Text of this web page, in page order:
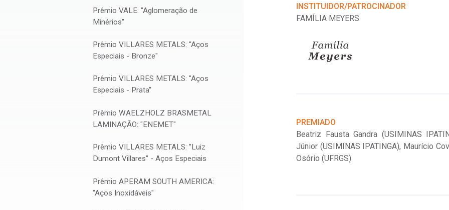
Prêmio VALE: "Aglomeração de
Minérios"
Prêmio VILLARES METALS: "Aços
Especiais - Bronze"
Prêmio VILLARES METALS: "Aços
Especiais - Prata"
Prêmio WAELZHOLZ BRASMETAL
LAMINAÇÃO: "ENEMET"
Prêmio VILLARES METALS: "Luiz
Dumont Villares" - Aços Especiais
Prêmio APERAM SOUTH AMERICA:
"Aços Inoxidáveis"
INSTITUIDOR/PATROCINADOR
Covcevich Bagatini (Universidade Federal de Minas Gerais - UFMG)
INSTITUIDOR/PATROCINADOR
FAMÍLIA MEYERS
PREMIADO
Beatriz Fausta Gandra (USIMINAS
Júnior (USIMINAS IPATINGA), Maurício
Osório (UFRGS)